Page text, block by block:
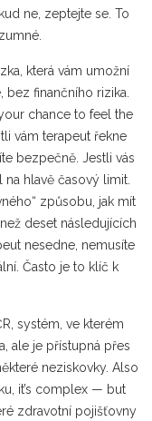
ne, zeptejte se. To
která vám umožní
bez finančního rizika
your chance to feel the
vám terapeut řekne
bezpečně. Jestli vás
hlavě časový limit.
způsobu, jak mít
deset následujících
nesedne, nemusíte
Často je to klíč k
systém, ve kterém
ale je přístupná přes
neziskovky. Also
, it’s complex — but
zdravotní pojišťovny